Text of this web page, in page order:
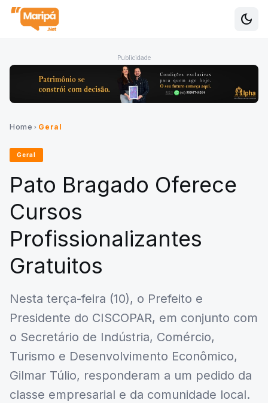
dark_mode
Publicidade
Home chevron_right Geral
Geral
Pato Bragado Oferece
Cursos
Profissionalizantes
Gratuitos
Nesta terça-feira (10), o Prefeito e
Presidente do CISCOPAR, em conjunto com
o Secretário de Indústria, Comércio,
Turismo e Desenvolvimento Econômico,
Gilmar Túlio, responderam a um pedido da
classe empresarial e da comunidade local.